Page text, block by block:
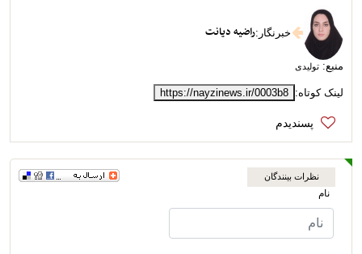
خبرنگار :راضیه دیانت
منبع: تولیدی
لینک کوتاه: https://nayzinews.ir/0003b8
نظرات بینندگان
نام